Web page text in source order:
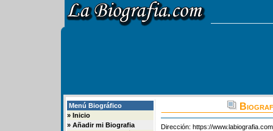
Menú Biográfico
» Inicio
» Añadir mi Biografia
Dirección: https://